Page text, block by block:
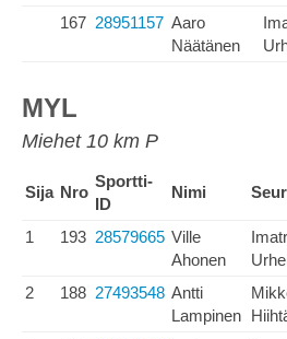
167 28951157 Aaro
Näätänen
MYL
Miehet 10 km P
Sija Nro
Sportti-
ID
Nimi
1 193 28579665 Ville
Ahonen
2 188 27493548 Antti
Lampinen